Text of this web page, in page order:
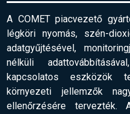
A COMET piacvezető
légköri nyomás, szén-
adatgyűjtésével,
nélküli
kapcsolatos eszközök
környezeti jellemzők
ellenőrzésére tervezték.